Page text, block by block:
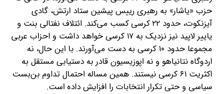
حزب «یاشار» به رهبری رییس پیشین ستاد ارتش، گادی
آیزنکوت، حدود ۲۲ کرسی کسب می‌کند. ائتلاف نفتالی بنت و
یاییر لاپید نیز نزدیک به ۱۷ کرسی خواهد داشت و احزاب عربی
مجموعا حدود ۱۰ کرسی به دست می‌آورند. با این حال، نه
اردوگاه نتانیاهو و نه اپوزیسیون قادر به دستیابی مستقل به
اکثریت ۶۱ کرسی نیستند. همین مساله احتمال تداوم بن‌بست
سیاسی و حتی تکرار انتخابات را افزایش داده است.